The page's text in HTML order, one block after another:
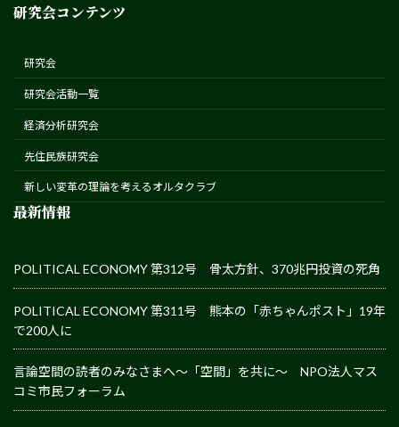
研究会コンテンツ
研究会
研究会活動一覧
経済分析研究会
先住民族研究会
新しい変革の理論を考えるオルタクラブ
最新情報
POLITICAL ECONOMY 第312号 骨太方針、370兆円投資の死角
POLITICAL ECONOMY 第311号 熊本の「赤ちゃんポスト」19年
で200人に
言論空間の読者のみなさまへ～「空間」を共に～ NPO法人マス
コミ市民フォーラム